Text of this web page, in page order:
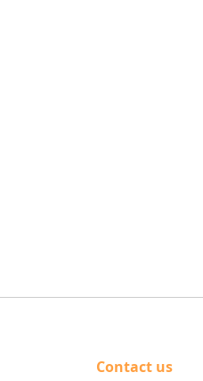
Contact us